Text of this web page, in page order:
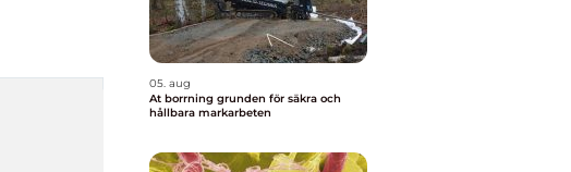
05. aug
At borrning grunden för säkra och
hållbara markarbeten